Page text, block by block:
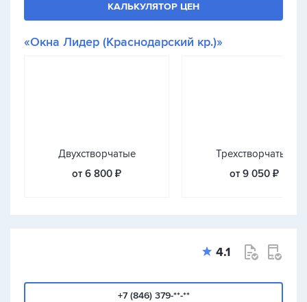
КАЛЬКУЛЯТОР ЦЕН
«Окна Лидер (Краснодарский кр.)»
Двухстворчатые
от 6 800 ₽
Трехстворчатые
от 9 050 ₽
4.1
+7 (846) 379-**-**